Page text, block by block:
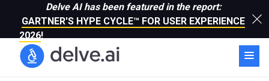
Delve AI has been featured in the report:
GARTNER'S HYPE CYCLE™ FOR USER EXPERIENCE
2026!